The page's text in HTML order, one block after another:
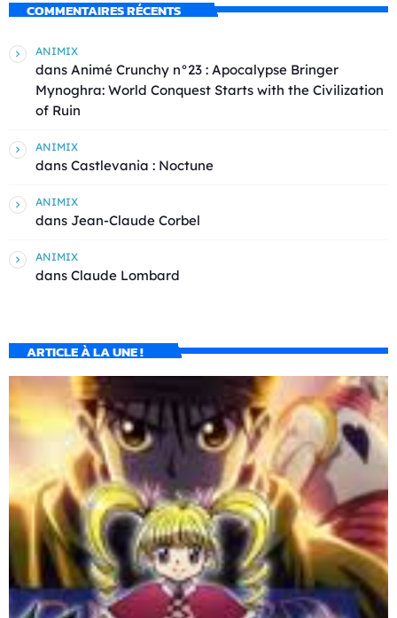
COMMENTAIRES RÉCENTS
ANIMIX
dans Animé Crunchy n°23 : Apocalypse Bringer
Mynoghra: World Conquest Starts with the Civilization
of Ruin
ANIMIX
dans Castlevania : Noctune
ANIMIX
dans Jean-Claude Corbel
ANIMIX
dans Claude Lombard
ARTICLE À LA UNE !